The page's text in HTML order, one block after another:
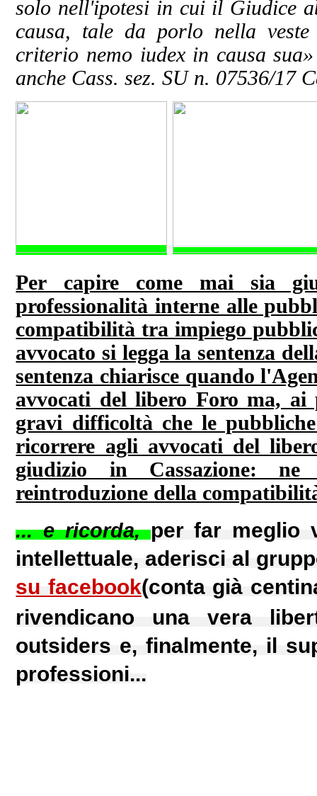
solo nell'ipotesi in cui il Giudice
causa, tale da porlo nella
criterio nemo iudex in causa
anche Cass. sez. SU n. 07536/17
Per capire come mai sia
professionalità interne alle
compatibilità tra impiego
avvocato si legga la sentenza
sentenza chiarisce quando
avvocati del libero Foro ma,
gravi difficoltà che le
ricorrere agli avvocati del
giudizio in Cassazione:
reintroduzione della
... e ricorda,per far meglio
intellettuale, aderisci al
su facebook(conta già
rivendicano una vera
outsiders e, finalmente, il
professioni...